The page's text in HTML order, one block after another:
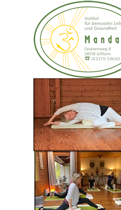
Der erste Tag deiner
dem du mehr Energie
ausgibst als du einnimmst
Wissenschaft vom langen
gesunden Leben